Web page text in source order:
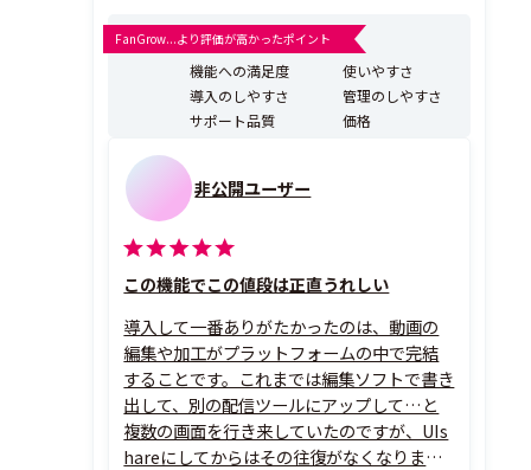
発したユーザ数／動画転送量無制限、初期費用無料のク
ラウド型動画配信プラットフォームです。 動画による社
員教育（オンライン学習）はもちろん社内ナレ...
FanGrow...より評価が高かったポイント
機能への満足度
使いやすさ
導入のしやすさ
管理のしやすさ
サポート品質
価格
非公開ユーザー
この機能でこの値段は正直うれしい
導入して一番ありがたかったのは、動画の
編集や加工がプラットフォームの中で完結
することです。これまでは編集ソフトで書き
出して、別の配信ツールにアップして…と
複数の画面を行き来していたのですが、UIs
hareにしてからはその往復がなくなりまし